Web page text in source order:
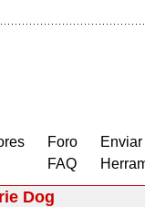
Foro
FAQ
Dog